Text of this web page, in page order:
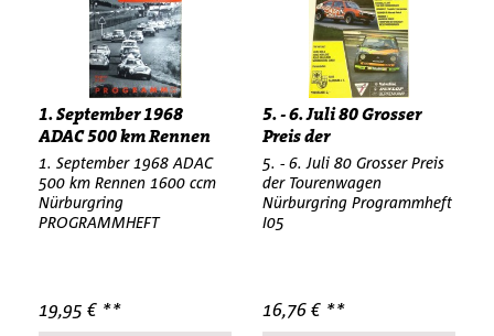
1. September 1968
ADAC 500 km Rennen
1600 ccm...
1. September 1968 ADAC
500 km Rennen 1600 ccm
Nürburgring
PROGRAMMHEFT
19,95 € **
5. - 6. Juli 80 Grosser
Preis der
Tourenwagen...
5. - 6. Juli 80 Grosser Preis
der Tourenwagen
Nürburgring Programmheft
I05
16,76 € **